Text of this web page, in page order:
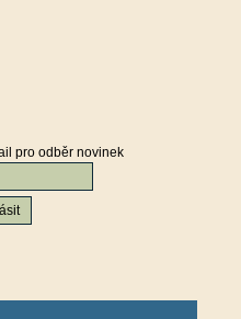
pro odběr novinek